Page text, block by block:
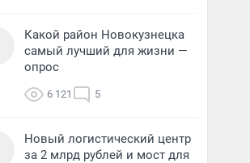
Какой район Новокузнецка
самый лучший для жизни —
опрос
6 121 5
Новый логистический центр
за 2 млрд рублей и мост для